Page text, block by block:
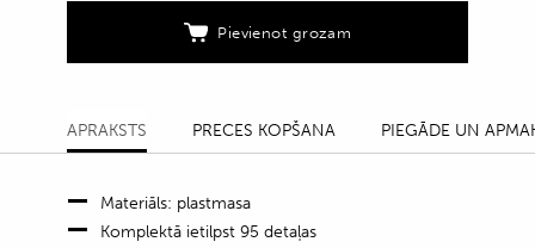
Pievienot grozam
APRAKSTS PRECES KOPŠANA PIEGĀDE UN
Materiāls: plastmasa
Komplektā ietilpst 95 detaļas